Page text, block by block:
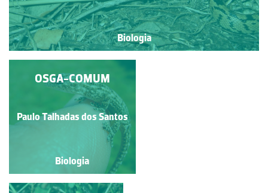
Biologia
LAGARTIXA-DO-
MATO-COMUM
Paulo Talhadas dos Santos
Biologia
OSGA-COMUM
Paulo Talhadas dos Santos
Biologia